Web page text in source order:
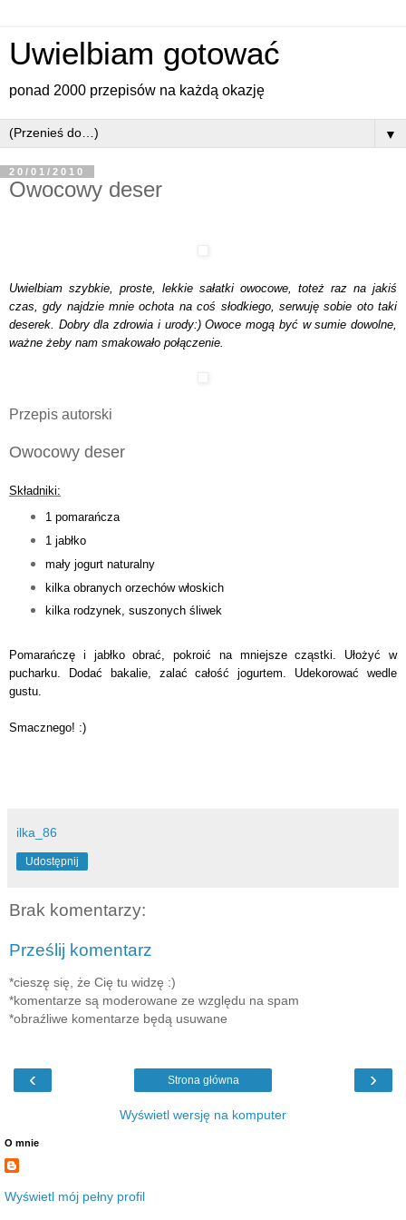
Uwielbiam gotować
ponad 2000 przepisów na każdą okazję
▼
20/01/2010
Owocowy deser
Uwielbiam szybkie, proste, lekkie sałatki owocowe, toteż raz na jakiś
czas, gdy najdzie mnie ochota na coś słodkiego, serwuję sobie oto taki
deserek. Dobry dla zdrowia i urody:)Owoce mogą być w sumie dowolne,
ważne żeby nam smakowało połączenie.
Przepis autorski
Owocowy deser
Składniki:
1 pomarańcza
1 jabłko
mały jogurt naturalny
kilka obranych orzechów włoskich
kilka rodzynek, suszonych śliwek
Pomarańczę i jabłko obrać, pokroić na mniejsze cząstki. Ułożyć w
pucharku. Dodać bakalie, zalać całość jogurtem. Udekorować wedle
gustu.
Smacznego! :)
ilka_86
Udostępnij
Brak komentarzy:
Prześlij komentarz
*cieszę się, że Cię tu widzę :)
*komentarze są moderowane ze względu na spam
*obraźliwe komentarze będą usuwane
‹ ›
Strona główna
Wyświetl wersję na komputer
O mnie
Wyświetl mój pełny profil